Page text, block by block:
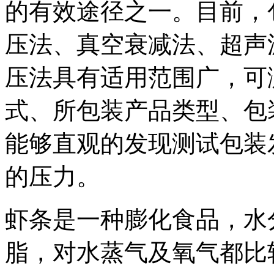
的有效途径之一。目前
压法、真空衰减法、超
压法具有适用范围广，
式、所包装产品类型、
能够直观的发现测试包
的压力。
虾条是一种膨化食品，
脂，对水蒸气及氧气都